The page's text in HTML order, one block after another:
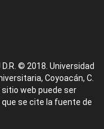
© 2018. Universidad
Coyoacán, C.
sitio web puede ser
se cite la fuente de